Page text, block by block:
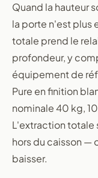
Quand la hauteur
la porte n'est plus
totale prend le
profondeur, y
équipement de
Pure en finition
nominale 40 kg,
L'extraction totale
hors du caisson —
baisser.